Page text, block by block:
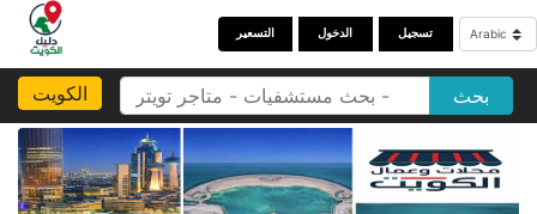
التسعير الدخول تسجيل
الكويت بحث